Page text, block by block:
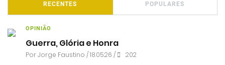
RECENTES POPULARES
OPINIÃO
Guerra, Glória e Honra
PorJorge Faustino / 18.05.26 / 202